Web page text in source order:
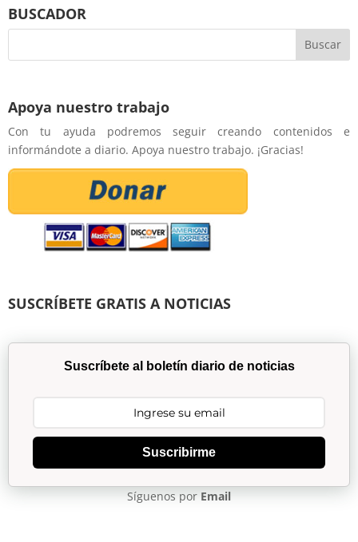
BUSCADOR
Apoya nuestro trabajo
Con tu ayuda podremos seguir creando contenidos e
informándote a diario. Apoya nuestro trabajo. ¡Gracias!
SUSCRÍBETE GRATIS A NOTICIAS
Suscríbete al boletín diario de noticias
Suscribirme
Síguenos por Email